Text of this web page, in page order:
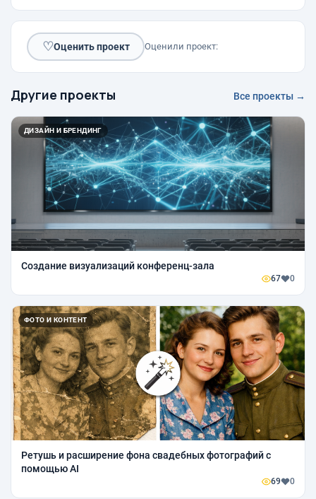
♡Оценить проект Оценили проект:
Другие проекты Все проекты →
ДИЗАЙН И БРЕНДИНГ
Создание визуализаций конференц-зала
67 0
ФОТО И КОНТЕНТ
Ретушь и расширение фона свадебных фотографий с
помощью AI
69 0